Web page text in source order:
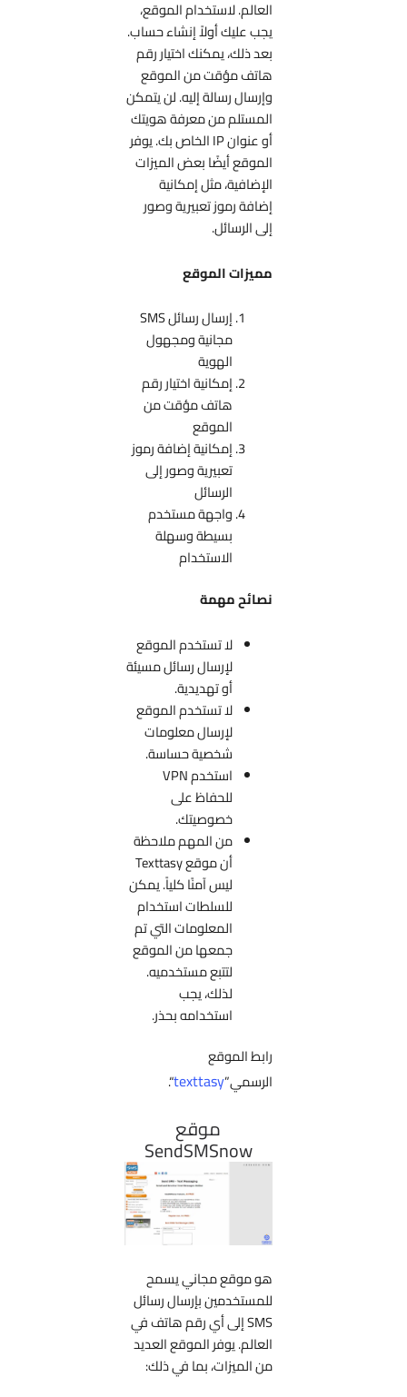
العالم. لاستخدام الموقع،
يجب عليك أولاً إنشاء حساب.
بعد ذلك، يمكنك اختيار رقم
هاتف مؤقت من الموقع
وإرسال رسالة إليه. لن يتمكن
المستلم من معرفة هويتك
أو عنوان IP الخاص بك. يوفر
الموقع أيضًا بعض الميزات
الإضافية، مثل إمكانية
إضافة رموز تعبيرية وصور
إلى الرسائل.
مميزات الموقع
إرسال رسائل SMS
مجانية ومجهول
الهوية
إمكانية اختيار رقم
هاتف مؤقت من
الموقع
إمكانية إضافة رموز
تعبيرية وصور إلى
الرسائل
واجهة مستخدم
بسيطة وسهلة
الاستخدام
نصائح مهمة
لا تستخدم الموقع
لإرسال رسائل مسيئة
أو تهديدية.
لا تستخدم الموقع
لإرسال معلومات
شخصية حساسة.
استخدم VPN
للحفاظ على
خصوصيتك.
من المهم ملاحظة
أن موقع Texttasy
ليس آمنًا كلياً. يمكن
للسلطات استخدام
المعلومات التي تم
جمعها من الموقع
لتتبع مستخدميه.
لذلك، يجب
استخدامه بحذر.
رابط الموقع
الرسمي”texttasy
“.
موقع
SendSMSnow
هو موقع مجاني يسمح
للمستخدمين بإرسال رسائل
SMS إلى أي رقم هاتف في
العالم. يوفر الموقع العديد
من الميزات، بما في ذلك: